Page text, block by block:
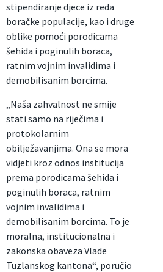
stipendiranje djece iz reda
boračke populacije, kao i druge
oblike pomoći porodicama
šehida i poginulih boraca,
ratnim vojnim invalidima i
demobilisanim borcima.
„Naša zahvalnost ne smije
stati samo na riječima i
protokolarnim
obilježavanjima. Ona se mora
vidjeti kroz odnos institucija
prema porodicama šehida i
poginulih boraca, ratnim
vojnim invalidima i
demobilisanim borcima. To je
moralna, institucionalna i
zakonska obaveza Vlade
Tuzlanskog kantona“, poručio